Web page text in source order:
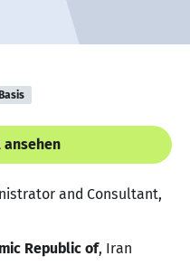
ansehen
and Consultant,
Republic of, Iran